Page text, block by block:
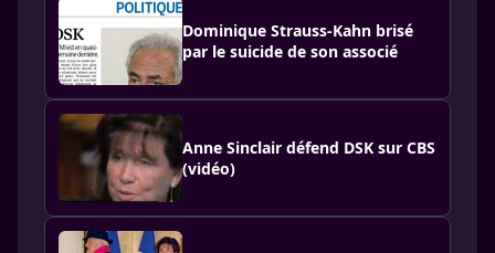
Dominique Strauss-Kahn brisé
par le suicide de son associé
Anne Sinclair défend DSK sur CBS
(vidéo)